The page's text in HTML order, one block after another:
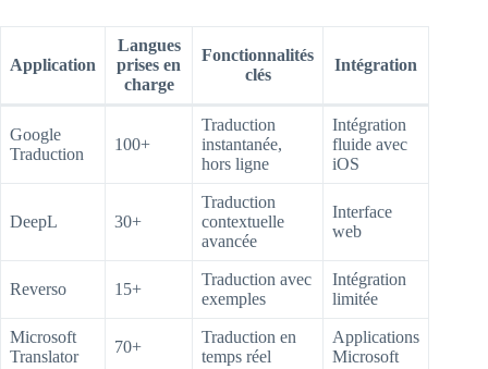
Application
Langues
prises en
charge
Fonctionnalités
clés
Intégration
Google
Traduction
100+
Traduction
instantanée,
hors ligne
Intégration
fluide avec
iOS
DeepL 30+
Traduction
contextuelle
avancée
Interface
web
Reverso 15+
Traduction avec
exemples
Intégration
limitée
Microsoft
Translator
70+
Traduction en
temps réel
Applications
Microsoft